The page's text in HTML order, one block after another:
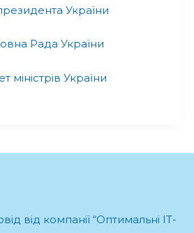
України
Рада України
міністрів України
від компанії “Оптимальні ІТ-